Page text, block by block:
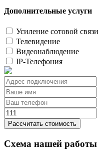
Дополнительные услуги
Усиление сотовой связи
Телевидение
Видеонаблюдение
IP-Телефония
Рассчитать стоимость
Схема нашей работы